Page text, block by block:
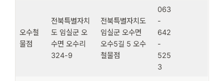
오수철
물점
전북특별자치
도 임실군 오
수면 오수리
324-9
전북특별자치도
임실군 오수면
오수5길 5 오수
철물점
063
-
642
-
525
3